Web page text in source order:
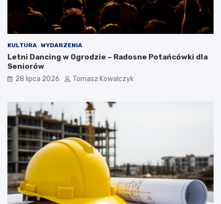
KULTURA WYDARZENIA
Letni Dancing w Ogrodzie – Radosne Potańcówki dla
Seniorów
28 lipca 2026 Tomasz Kowalczyk